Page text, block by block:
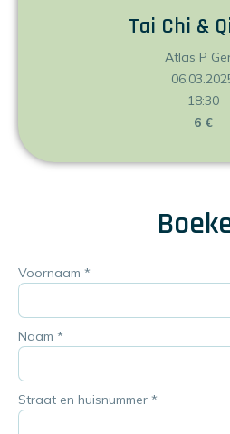
Tai Chi &
Atlas P
18:30
6 €
Voornaam *
Naam *
Straat en huisnummer *